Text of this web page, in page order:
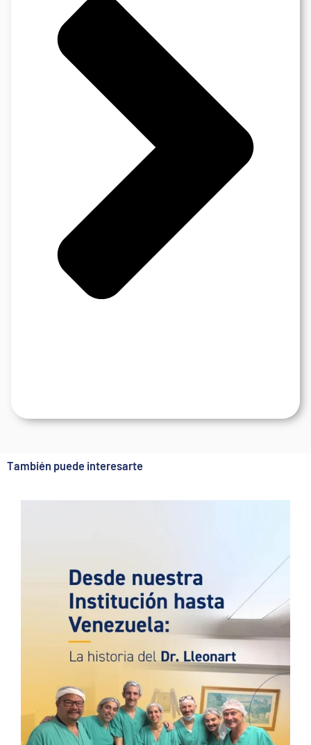
También puede interesarte